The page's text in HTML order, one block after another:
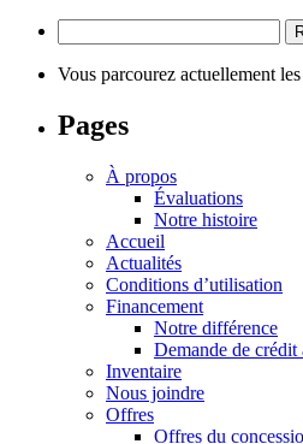
Vous parcourez actuellement
Pages
À propos
Évaluations
Notre histoire
Accueil
Actualités
Conditions d’utilisation
Financement
Notre différence
Demande de crédit
Inventaire
Nous joindre
Offres
Offres du